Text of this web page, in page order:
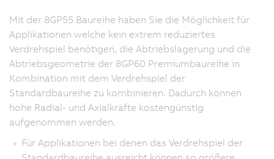
Mit der 8GP55 Baureihe haben Sie die Möglichkeit für
Applikationen welche kein extrem reduziertes
Verdrehspiel benötigen, die Abtriebslagerung und die
Abtriebsgeometrie der 8GP60 Premiumbaureihe in
Kombination mit dem Verdrehspiel der
Standardbaureihe zu kombinieren. Dadurch können
hohe Radial- und Axialkräfte kostengünstig
aufgenommen werden.
Für Applikationen bei denen das Verdrehspiel der